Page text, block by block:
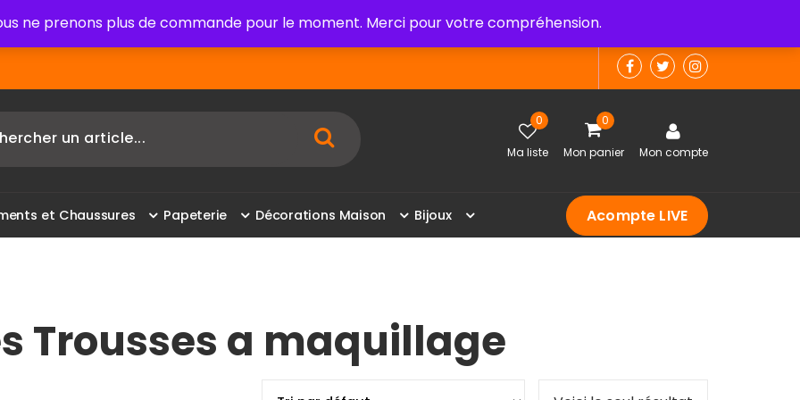
ne prenons plus de commande pour le moment. Merci pour votre compréhension.
0
Ma liste
0
Mon panier Mon compte
ents et Chaussures Papeterie Décorations Maison Bijoux Acompte LIVE
Trousses a maquillage